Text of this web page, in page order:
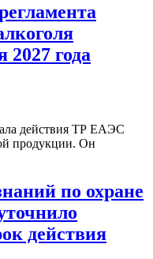
2027 года
действия ТР ЕАЭС
продукции. Он
по охране
действия